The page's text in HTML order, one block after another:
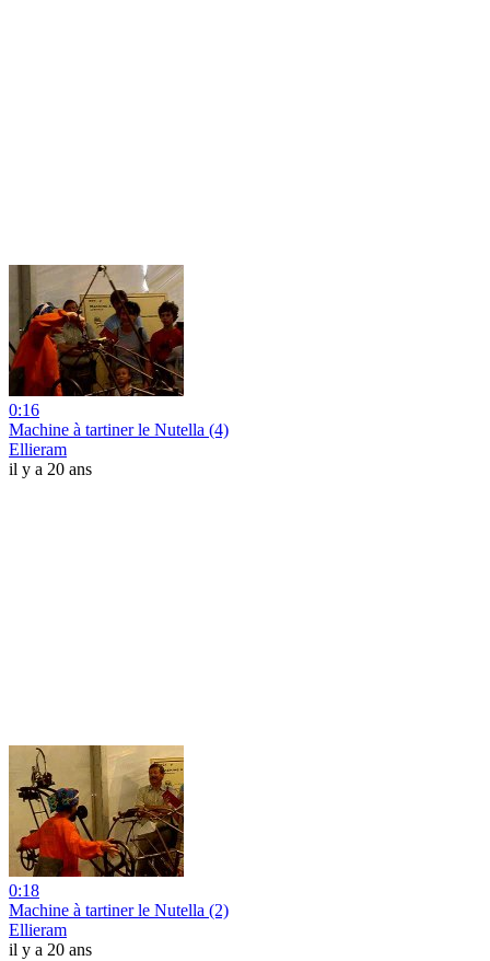
0:16
Machine à tartiner le Nutella (4)
Ellieram
il y a 20 ans
0:18
Machine à tartiner le Nutella (2)
Ellieram
il y a 20 ans